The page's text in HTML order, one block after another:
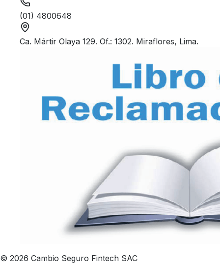
(01) 4800648
Ca. Mártir Olaya 129. Of.: 1302. Miraflores, Lima.
© 2026 Cambio Seguro Fintech SAC